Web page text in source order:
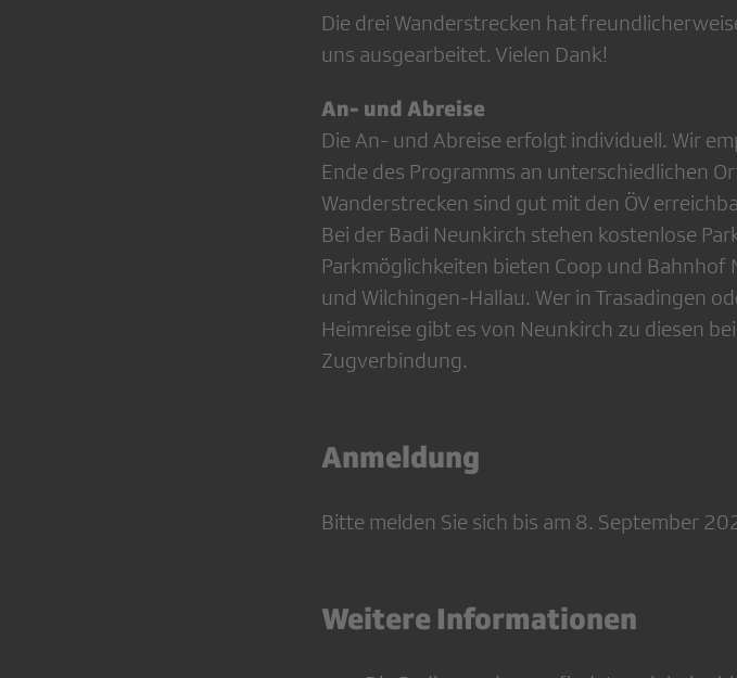
Die drei Wanderstrecken hat
uns ausgearbeitet. Vielen Dank!
An- und Abreise
Die An- und Abreise erfolgt individuell. Wir
Ende des Programms an unterschiedlichen
Wanderstrecken sind gut mit den ÖV
Bei der Badi Neunkirch stehen kostenlose
Parkmöglichkeiten bieten Coop und Bahnhof
und Wilchingen-Hallau. Wer in Trasadingen
Heimreise gibt es von Neunkirch zu diesen
Zugverbindung.
Anmeldung
Bitte melden Sie sich bis am 8. September
Weitere Informationen